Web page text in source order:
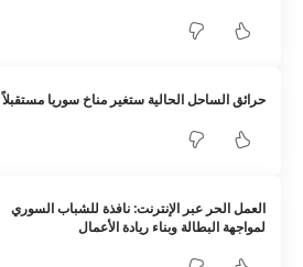
حرائق الساحل الحالية ستغير مناخ سوريا مستقبلاً
العمل الحر عبر الإنترنت: نافذة للشباب السوري
لمواجهة البطالة وبناء ريادة الأعمال